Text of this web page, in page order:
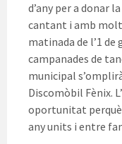
d’any per a donar
cantant i amb
matinada de l’1 de
campanades de
municipal
Discomòbil Fènix.
oportunitat perquè
any units i entre